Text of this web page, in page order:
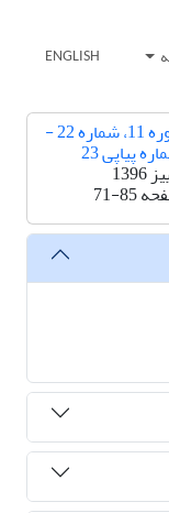
ENGLISH
دوره 11، شماره 22 -
پیاپی 23
1396
71-85